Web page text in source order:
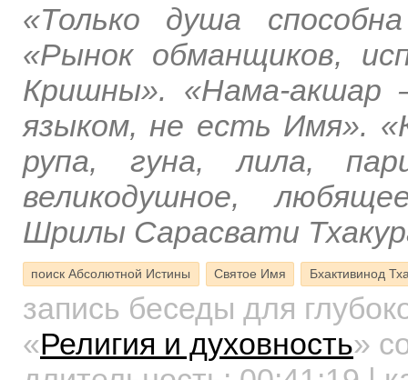
«Только душа
«Рынок обманщиков,
Кришны». «Нама-акшар
языком, не есть Имя».
рупа, гуна, лила,
великодушное,
Шрилы Сарасвати
поиск Абсолютной Истины Святое Имя Бхактивинод
запись беседы для
«Религия и духовность»